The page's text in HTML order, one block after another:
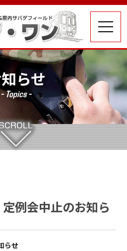
らせ
- Topics -
例会中止のお知ら
らせ